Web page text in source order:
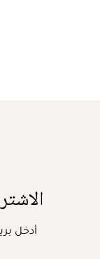
أدخل